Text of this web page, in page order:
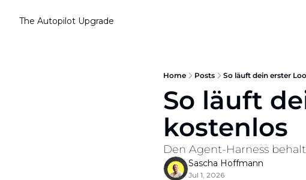
The Autopilot Upgrade
Home Posts So läuft dein erster
So läuft
kostenlos
Den Agent-Harness
Sascha Hoffmann
Jul 1, 2026